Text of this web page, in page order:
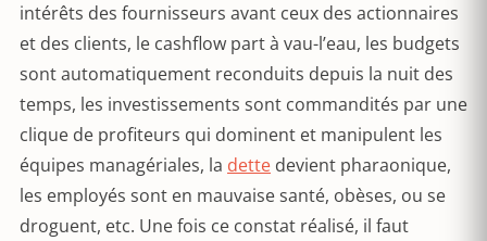
intérêts des fournisseurs avant ceux des actionnaires
et des clients, le cashflow part à vau-l’eau, les budgets
sont automatiquement reconduits depuis la nuit des
temps, les investissements sont commandités par une
clique de profiteurs qui dominent et manipulent les
équipes managériales, la dette devient pharaonique,
les employés sont en mauvaise santé, obèses, ou se
droguent, etc. Une fois ce constat réalisé, il faut